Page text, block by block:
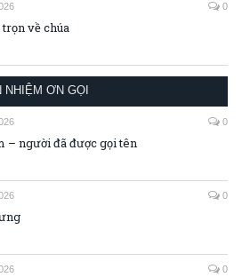
0
về chúa
NHIỆM ƠN GỌI
0
– người đã được gọi tên
0
0